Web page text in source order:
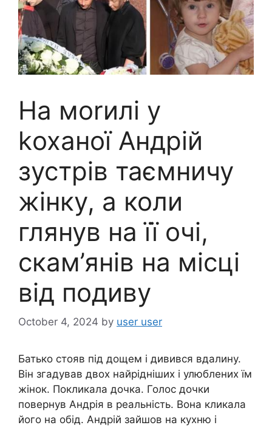
На моrилі у
kоханої Андрій
зустрів таємничу
жінку, а коли
глянув на її очі,
скам’янів на місці
від подиву
October 4, 2024 by user user
Батько стояв під дощем і дивився вдалину.
Він згадував двох найрідніших і улюблених їм
жінок. Покликала дочка. Голос дочки
повернув Андрія в реальність. Вона кликала
його на обід. Андрій зайшов на кухню і